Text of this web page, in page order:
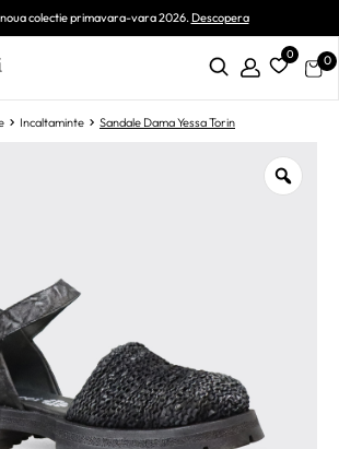
colectie primavara-vara 2026.Descopera
0 0
Incaltaminte Sandale Dama Yessa Torin